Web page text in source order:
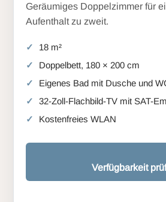
Geräumiges Doppelzimmer für
Aufenthalt zu zweit.
18 m²
Doppelbett, 180 × 200 cm
Eigenes Bad mit Dusche und
32-Zoll-Flachbild-TV mit SAT-
Kostenfreies WLAN
Verfügbarkeit